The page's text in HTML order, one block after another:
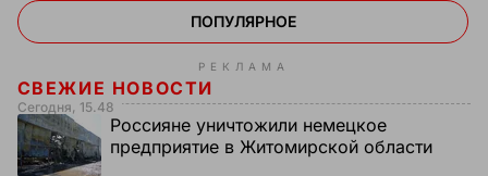
ПОПУЛЯРНОЕ
РЕКЛАМА
СВЕЖИЕ НОВОСТИ
Сегодня, 15.48
Россияне уничтожили немецкое
предприятие в Житомирской области